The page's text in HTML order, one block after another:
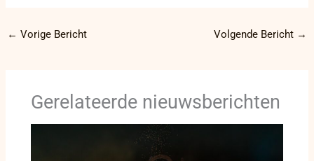
← Vorige Bericht Volgende Bericht →
Gerelateerde nieuwsberichten